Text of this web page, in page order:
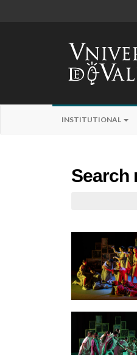
INSTITUTIONAL
Search